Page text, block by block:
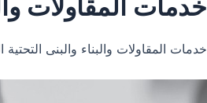
خدمات المقاولات
خدمات المقاولات والبناء والبنى